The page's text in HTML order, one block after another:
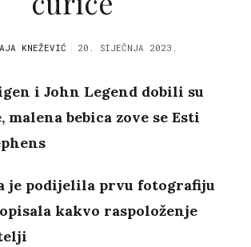
KNEŽEVIĆ 20. SIJEČNJA 2023.
i John Legend dobili su
malena bebica zove se Esti
je podijelila prvu fotografiju
kakvo raspoloženje